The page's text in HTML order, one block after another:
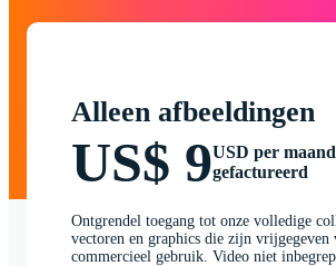
Alleen afbeeldingen
US$ 9USD per
gefactureerd
Ontgrendel toegang tot onze volledige
vectoren en graphics die zijn vrijgegeven
commercieel gebruik. Video niet